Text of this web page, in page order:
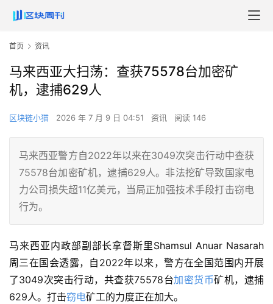
首页 资讯
马来西亚大扫荡：查获75578台加密矿
机，逮捕629人
区块链小猫 2026 年 7 月 9 日 04:51 资讯 阅读 146
马来西亚警方自2022年以来在3049次突击行动中查获
75578台加密矿机，逮捕629人。非法挖矿导致国家电
力公司损失超11亿美元，当局正加强技术手段打击窃电
行为。
马来西亚内政部副部长拿督斯里Shamsul Anuar Nasarah
周三在国会透露，自2022年以来，警方在全国范围内开展
了3049次突击行动，共查获75578台加密货币矿机，逮捕
629人。打击窃电矿工的力度正在加大。